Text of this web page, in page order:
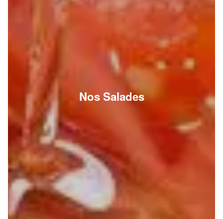
Nos Salades